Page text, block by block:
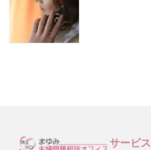
サービ